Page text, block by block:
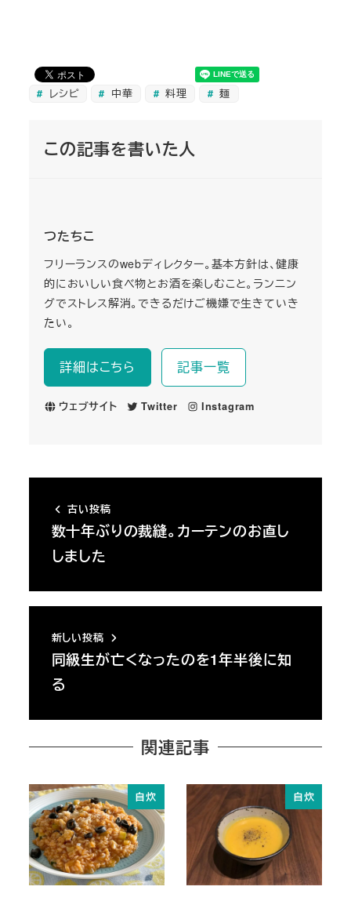
レシピ 中華 料理 麺
この記事を書いた人
つたちこ
フリーランスのwebディレクター。基本方針は、健康
的においしい食べ物とお酒を楽しむこと。ランニン
グでストレス解消。できるだけご機嫌で生きていき
たい。
詳細はこちら 記事一覧
ウェブサイト Twitter Instagram
古い投稿
数十年ぶりの裁縫。カーテンのお直し
しました
新しい投稿
同級生が亡くなったのを1年半後に知
る
関連記事
自炊 自炊